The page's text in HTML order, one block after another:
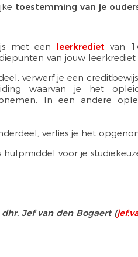
toestemming van je
met een leerkrediet van
van jouw leerkrediet
verwerf je een
waarvan je het
In een andere
verlies je het
voor je
Jef van den Bogaert (